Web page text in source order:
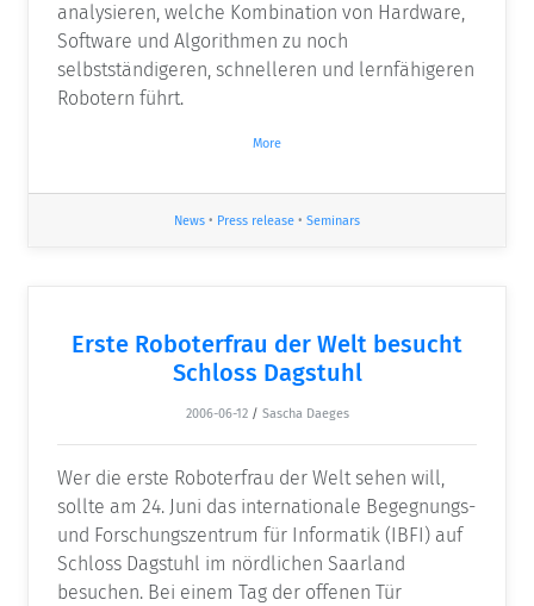
analysieren, welche Kombination von Hardware,
Software und Algorithmen zu noch
selbstständigeren, schnelleren und lernfähigeren
Robotern führt.
More
News • Press release • Seminars
Erste Roboterfrau der Welt besucht
Schloss Dagstuhl
2006-06-12 / Sascha Daeges
Wer die erste Roboterfrau der Welt sehen will,
sollte am 24. Juni das internationale Begegnungs-
und Forschungszentrum für Informatik (IBFI) auf
Schloss Dagstuhl im nördlichen Saarland
besuchen. Bei einem Tag der offenen Tür